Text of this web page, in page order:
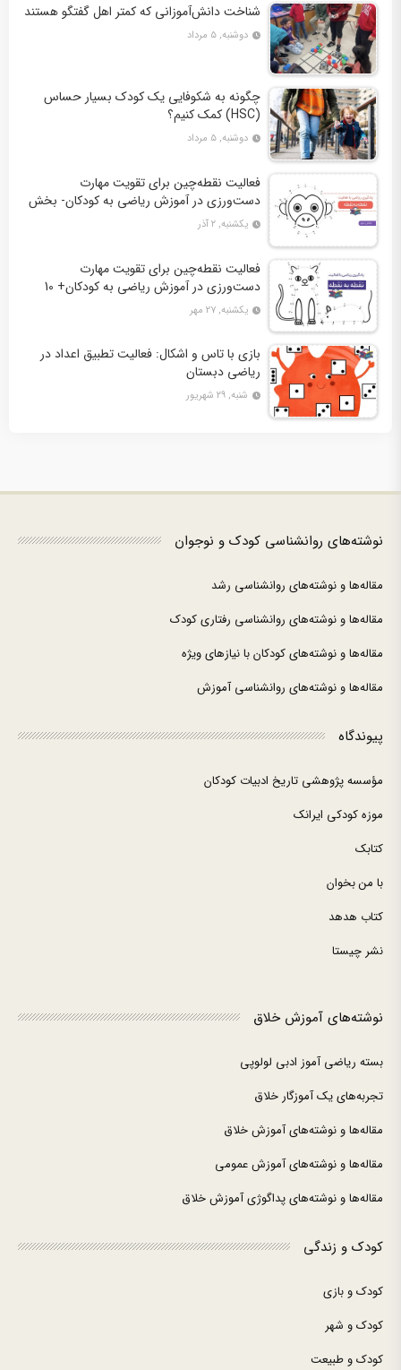
شناخت دانش‌آموزانی که کمتر اهل گفتگو هستند
دوشنبه, ۵ مرداد
چگونه به شکوفایی یک کودک بسیار حساس
(HSC) کمک کنیم؟
دوشنبه, ۵ مرداد
فعالیت نقطه‌چین برای تقویت مهارت
دست‌ورزی در آموزش ریاضی به کودکان- بخش
دوم + 10 کاربرگ فعالیت
یکشنبه, ۲ آذر
فعالیت نقطه‌چین برای تقویت مهارت
دست‌ورزی در آموزش ریاضی به کودکان+ 10
کاربرگ فعالیت
یکشنبه, ۲۷ مهر
بازی با تاس و اشکال: فعالیت تطبیق اعداد در
ریاضی دبستان
شنبه, ۲۹ شهریور
نوشته‌های روانشناسی کودک و نوجوان
مقاله‌ها و نوشته‌های روانشناسی رشد
مقاله‌ها و نوشته‌های روانشناسی رفتاری کودک
مقاله‌ها و نوشته‌های کودکان با نیازهای ویژه
مقاله‌ها و نوشته‌های روانشناسی آموزش
پیوندگاه
مؤسسه پژوهشی تاریخ ادبیات کودکان
موزه کودکی ایرانک
کتابک
با من بخوان
کتاب هدهد
نشر چیستا
نوشته‌های آموزش خلاق
بسته ریاضی آموز ادبی لولوپی
تجربه‌های یک آموزگار خلاق
مقاله‌ها و نوشته‌های آموزش خلاق
مقاله‌ها و نوشته‌های آموزش عمومی
مقاله‌ها و نوشته‌های پداگوژی آموزش خلاق
کودک و زندگی
کودک و بازی
کودک و شهر
کودک و طبیعت